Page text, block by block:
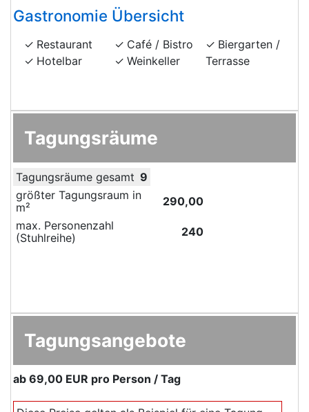
Gastronomie Übersicht
Restaurant
Hotelbar
Café / Bistro
Weinkeller
Biergarten /
Terrasse
Tagungsräume
Tagungsräume gesamt 9
größter Tagungsraum in
m²
290,00
max. Personenzahl
(Stuhlreihe)
240
Tagungsangebote
ab 69,00 EUR pro Person / Tag